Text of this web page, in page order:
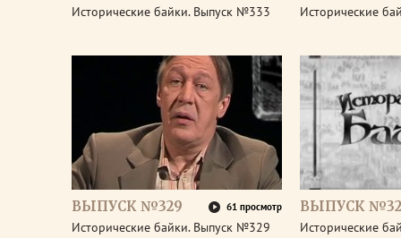
Исторические байки. Выпуск №333 Исторические
ВЫПУСК №329 61 просмотр
Исторические байки. Выпуск №329
ВЫПУСК
Исторические